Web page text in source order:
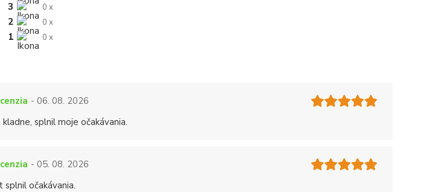
3 0 x
2 0 x
1 0 x
- 06. 08. 2026
splnil moje očakávania.
- 05. 08. 2026
očakávania.